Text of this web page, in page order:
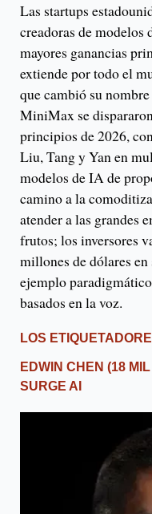
Las startups
creadoras de modelos
mayores ganancias
extiende por todo el
que cambió su
MiniMax se
principios de 2026,
Liu, Tang y Yan en
modelos de IA de
camino a la
atender a las grandes
frutos; los inversores
millones de dólares
ejemplo
basados ​​en la voz.
LOS
EDWIN CHEN (18
SURGE AI